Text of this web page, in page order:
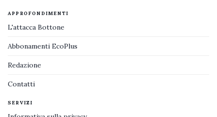
APPROFONDIMENTI
L'attacca Bottone
Abbonamenti EcoPlus
Redazione
Contatti
SERVIZI